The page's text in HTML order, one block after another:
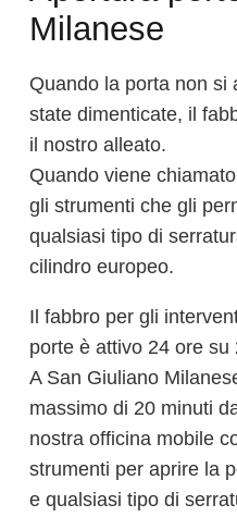
Milanese
Quando la porta non si
state dimenticate, il
il nostro alleato.
Quando viene
gli strumenti che gli
qualsiasi tipo di
cilindro europeo.
Il fabbro per gli
porte è attivo 24 ore
A San Giuliano
massimo di 20 minuti
nostra officina mobile
strumenti per aprire la
e qualsiasi tipo di